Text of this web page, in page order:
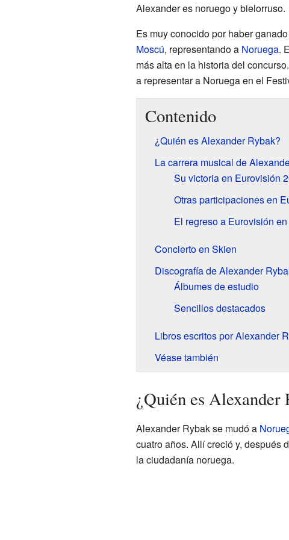
Alexander es noruego y bielorruso.
Es muy conocido por haber
Moscú, representando a Noruega.
más alta en la historia del
a representar a Noruega en el
Contenido
¿Quién es Alexander Rybak?
La carrera musical de
Su victoria en Eurovisión
Otras participaciones en
El regreso a Eurovisión
Concierto en Skien
Discografía de Alexander
Álbumes de estudio
Sencillos destacados
Libros escritos por Alexander
Véase también
¿Quién es Alexander
Alexander Rybak se mudó a
cuatro años. Allí creció y, después
la ciudadanía noruega.